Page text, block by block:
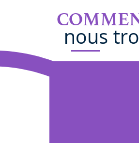
nous